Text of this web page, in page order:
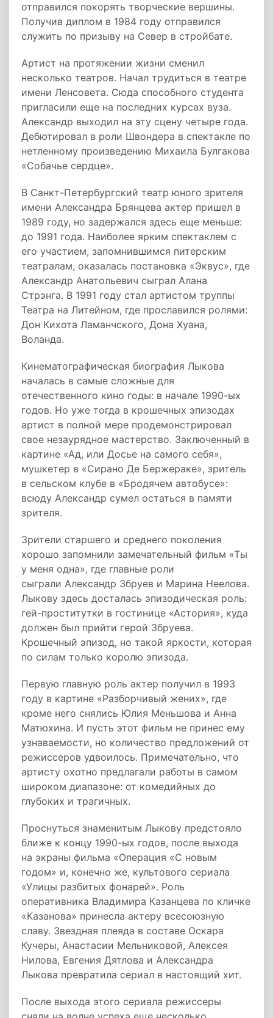
отправился покорять творческие вершины.
Получив диплом в 1984 году отправился
служить по призыву на Север в стройбате.
Артист на протяжении жизни сменил
несколько театров. Начал трудиться в театре
имени Ленсовета. Сюда способного студента
пригласили еще на последних курсах вуза.
Александр выходил на эту сцену четыре года.
Дебютировал в роли Швондера в спектакле по
нетленному произведению Михаила Булгакова
«Собачье сердце».
В Санкт-Петербургский театр юного зрителя
имени Александра Брянцева актер пришел в
1989 году, но задержался здесь еще меньше:
до 1991 года. Наиболее ярким спектаклем с
его участием, запомнившимся питерским
театралам, оказалась постановка «Эквус», где
Александр Анатольевич сыграл Алана
Стрэнга. В 1991 году стал артистом труппы
Театра на Литейном, где прославился ролями:
Дон Кихота Ламанчского, Дона Хуана,
Воланда.
Кинематографическая биография Лыкова
началась в самые сложные для
отечественного кино годы: в начале 1990-ых
годов. Но уже тогда в крошечных эпизодах
артист в полной мере продемонстрировал
свое незаурядное мастерство. Заключенный в
картине «Ад, или Досье на самого себя»,
мушкетер в «Сирано Де Бержераке», зритель
в сельском клубе в «Бродячем автобусе»:
всюду Александр сумел остаться в памяти
зрителя.
Зрители старшего и среднего поколения
хорошо запомнили замечательный фильм «Ты
у меня одна», где главные роли
сыграли Александр Збруев и Марина Неелова.
Лыкову здесь досталась эпизодическая роль:
гей-проститутки в гостинице «Астория», куда
должен был прийти герой Збруева.
Крошечный эпизод, но такой яркости, которая
по силам только королю эпизода.
Первую главную роль актер получил в 1993
году в картине «Разборчивый жених», где
кроме него снялись Юлия Меньшова и Анна
Матюхина. И пусть этот фильм не принес ему
узнаваемости, но количество предложений от
режиссеров удвоилось. Примечательно, что
артисту охотно предлагали работы в самом
широком диапазоне: от комедийных до
глубоких и трагичных.
Проснуться знаменитым Лыкову предстояло
ближе к концу 1990-ых годов, после выхода
на экраны фильма «Операция «С новым
годом» и, конечно же, культового сериала
«Улицы разбитых фонарей». Роль
оперативника Владимира Казанцева по кличке
«Казанова» принесла актеру всесоюзную
славу. Звездная плеяда в составе Оскара
Кучеры, Анастасии Мельниковой, Алексея
Нилова, Евгения Дятлова и Александра
Лыкова превратила сериал в настоящий хит.
После выхода этого сериала режиссеры